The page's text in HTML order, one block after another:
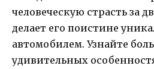
человеческую страсть за
делает его поистине
автомобилем. Узнайте
удивительных